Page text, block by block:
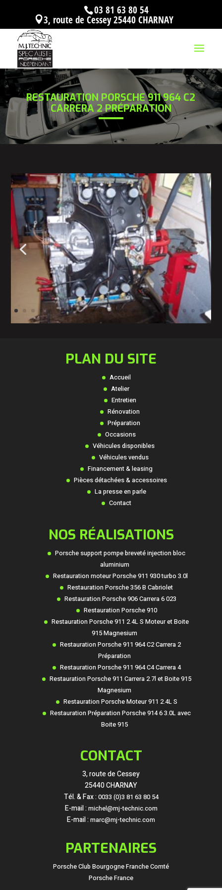
03 81 63 80 54
3, route de Cessey 25440 CHARNAY
RESTAURATION PORSCHE 911 964 C2
CARRERA 2 PRÉPARATION
PLAN DU SITE
Accueil
Atelier
Entretien
Rénovation
Préparation
Occasions
Véhicules disponibles
Véhicules vendus
Financement & leasing
Pièces détachées & accessoires
La presse en parle
Contact
NOS RÉALISATIONS
Porsche support pompe breveté injection bloc
aluminium
Restauration moteur Porsche 911 930 turbo 3.0l
Restauration Porsche 356 B Cabriolet
Restauration Porsche 906 Carrera 6 023
Restauration Porsche 910
Restauration Porsche 911 2.4L S Moteur et Boite
915 Magnesium
Restauration Porsche 911 964 C2 Carrera 2
Préparation
Restauration Porsche 911 964 C4 Carrera 4
Restauration Porsche 911 Carrera 2.7l et Boite 915
Magnesium
Restauration Porsche Moteur 911 2.4L S
Restauration Préparation Porsche 914 6 3.0L avec
Boite 915
CONTACT
3, route de Cessey
25440 CHARNAY
Tél. & Fax : 0033 (0)3 81 63 80 54
E-mail : michel@mj-technic.com
E-mail : marc@mj-technic.com
PARTENAIRES
Porsche Club Bourgogne Franche Comté
Porsche France